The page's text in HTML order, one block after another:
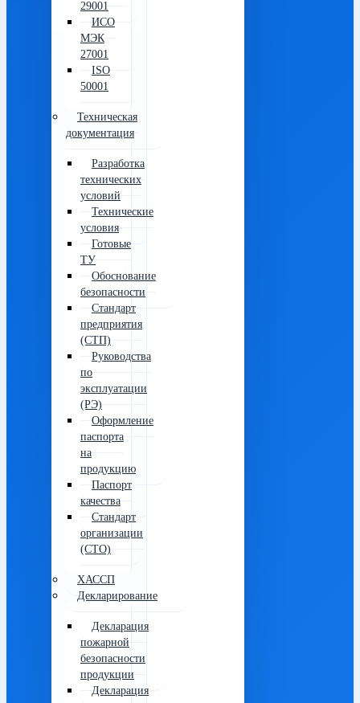
29001
ИСО
МЭК
27001
ISO
50001
Техническая
документация
Разработка
технических
условий
Технические
условия
Готовые
ТУ
Обоснование
безопасности
Стандарт
предприятия
(СТП)
Руководства
по
эксплуатации
(РЭ)
Оформление
паспорта
на
продукцию
Паспорт
качества
Стандарт
организации
(СТО)
ХАССП
Декларирование
Декларация
пожарной
безопасности
продукции
Декларация